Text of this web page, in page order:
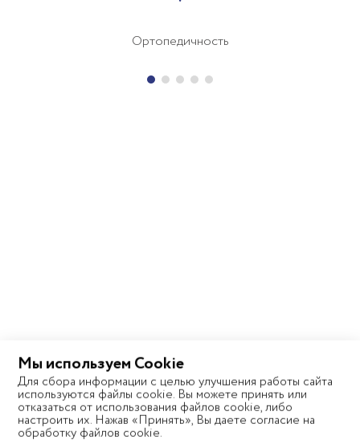
Ортопедичность
Описание
Мы используем Cookie
Для сбора информации с целью улучшения работы сайта
используются файлы cookie. Вы можете принять или
отказаться от использования файлов cookie, либо
настроить их. Нажав «Принять», Вы даете согласие на
обработку файлов cookie.